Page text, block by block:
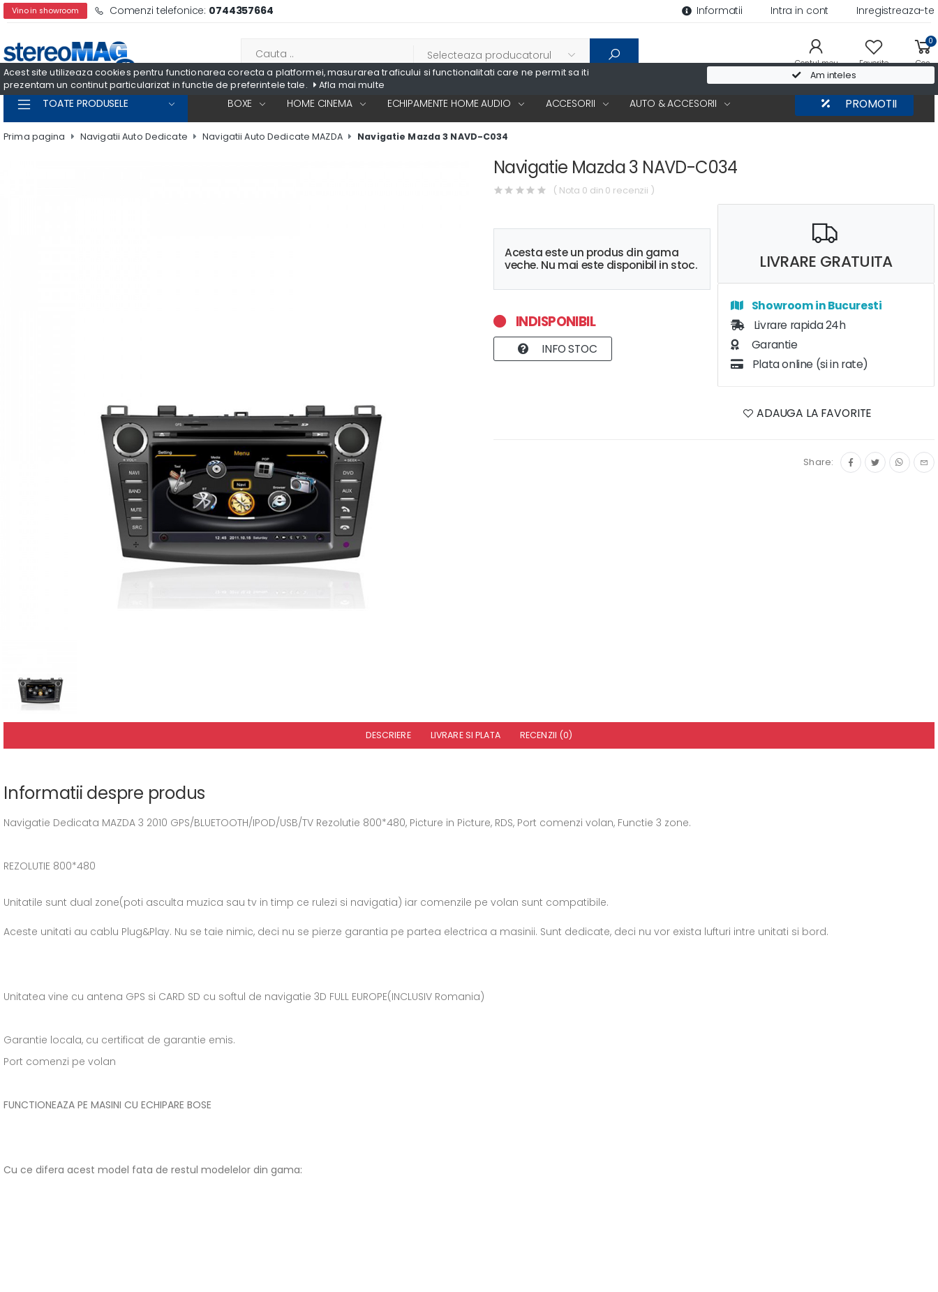
Acest site utilizeaza cookies pentru functionarea corecta a platformei, masurarea traficului si functionalitati care ne permit sa iti
prezentam un continut particularizat in functie de preferintele tale.
Afla mai multe
Am inteles
Vino in showroom Comenzi telefonice: 0744357664 Informatii Intra in cont Inregistreaza-te
Contul meu Favorite
0
Cos
TOATE PRODUSELE BOXE HOME CINEMA ECHIPAMENTE HOME AUDIO ACCESORII AUTO & ACCESORII PROMOTII
Prima pagina Navigatii Auto Dedicate Navigatii Auto Dedicate MAZDA Navigatie Mazda 3 NAVD-C034
Navigatie Mazda 3 NAVD-C034
( Nota 0 din 0 recenzii )
Acesta este un produs din gama
veche. Nu mai este disponibil in stoc.
INDISPONIBIL
INFO STOC
LIVRARE GRATUITA
Showroom in Bucuresti
Livrare rapida 24h
Garantie
Plata online (si in rate)
ADAUGA LA FAVORITE
Share:
DESCRIERE LIVRARE SI PLATA RECENZII (0)
Informatii despre produs
Navigatie Dedicata MAZDA 3 2010 GPS/BLUETOOTH/IPOD/USB/TV Rezolutie 800*480, Picture in Picture, RDS, Port comenzi volan, Functie 3 zone.
REZOLUTIE 800*480
Unitatile sunt dual zone(poti asculta muzica sau tv in timp ce rulezi si navigatia) iar comenzile pe volan sunt compatibile.
Aceste unitati au cablu Plug&Play. Nu se taie nimic, deci nu se pierze garantia pe partea electrica a masinii. Sunt dedicate, deci nu vor exista lufturi intre unitati si bord.
Unitatea vine cu antena GPS si CARD SD cu softul de navigatie 3D FULL EUROPE(INCLUSIV Romania)
Garantie locala, cu certificat de garantie emis.
Port comenzi pe volan
FUNCTIONEAZA PE MASINI CU ECHIPARE BOSE
Cu ce difera acest model fata de restul modelelor din gama: